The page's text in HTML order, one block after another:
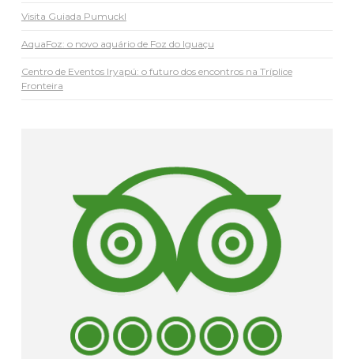
Visita Guiada Pumuckl
AquaFoz: o novo aquário de Foz do Iguaçu
Centro de Eventos Iryapú: o futuro dos encontros na Tríplice
Fronteira